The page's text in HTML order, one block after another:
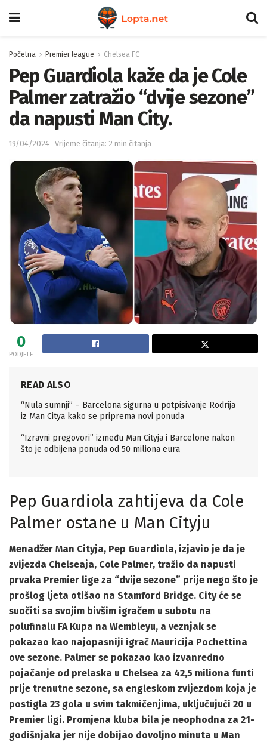
Početna Premier league Chelsea FC
Pep Guardiola kaže da je Cole
Palmer zatražio “dvije sezone”
da napusti Man City.
19/04/2024 Vrijeme čitanja: 2 min čitanja
0
PODJELE
READ ALSO
“Nula sumnji” – Barcelona sigurna u potpisivanje Rodrija
iz Man Citya kako se priprema novi ponuda
“Izravni pregovori” između Man Cityja i Barcelone nakon
što je odbijena ponuda od 50 miliona eura
Pep Guardiola zahtijeva da Cole
Palmer ostane u Man Cityju
Menadžer Man Cityja, Pep Guardiola, izjavio je da je
zvijezda Chelseaja, Cole Palmer, tražio da napusti
prvaka Premier lige za “dvije sezone” prije nego što je
prošlog ljeta otišao na Stamford Bridge. City će se
suočiti sa svojim bivšim igračem u subotu na
polufinalu FA Kupa na Wembleyu, a veznjak se
pokazao kao najopasniji igrač Mauricija Pochettina
ove sezone. Palmer se pokazao kao izvanredno
pojačanje od prelaska u Chelsea za 42,5 miliona funti
prije trenutne sezone, sa engleskom zvijezdom koja je
postigla 23 gola u svim takmičenjima, uključujući 20 u
Premier ligi. Promjena kluba bila je neophodna za 21-
godišnjaka jer nije dobijao dovoljno minuta u Man